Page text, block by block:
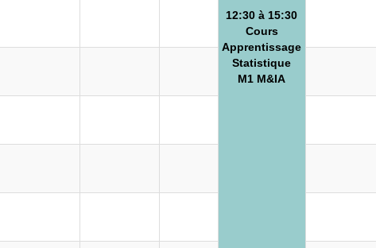
12:30 à 15:30
Cours
Apprentissage
Statistique
M1 M&IA